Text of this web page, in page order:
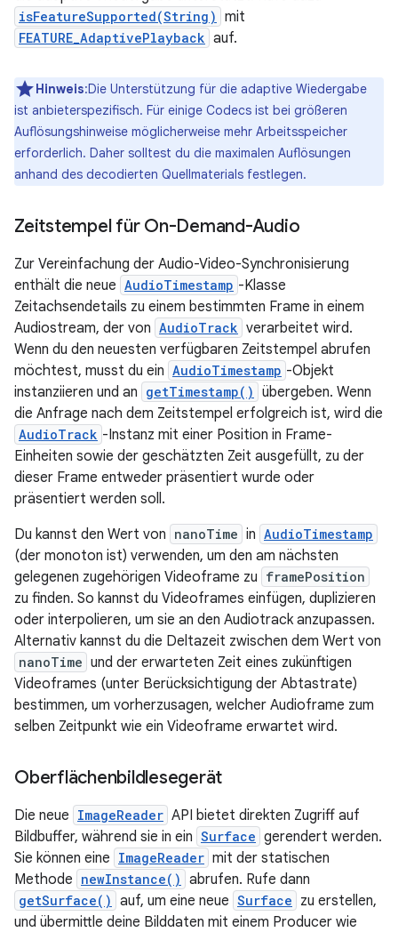
isFeatureSupported(String) mit
FEATURE_AdaptivePlayback auf.
Hinweis:Die Unterstützung für die adaptive Wiedergabe
ist anbieterspezifisch. Für einige Codecs ist bei größeren
Auflösungshinweise möglicherweise mehr Arbeitsspeicher
erforderlich. Daher solltest du die maximalen Auflösungen
anhand des decodierten Quellmaterials festlegen.
Zeitstempel für On-Demand-Audio
Zur Vereinfachung der Audio-Video-Synchronisierung
enthält die neue AudioTimestamp -Klasse
Zeitachsendetails zu einem bestimmten Frame in einem
Audiostream, der von AudioTrack verarbeitet wird.
Wenn du den neuesten verfügbaren Zeitstempel abrufen
möchtest, musst du ein AudioTimestamp -Objekt
instanziieren und an getTimestamp() übergeben. Wenn
die Anfrage nach dem Zeitstempel erfolgreich ist, wird die
AudioTrack -Instanz mit einer Position in Frame-
Einheiten sowie der geschätzten Zeit ausgefüllt, zu der
dieser Frame entweder präsentiert wurde oder
präsentiert werden soll.
Du kannst den Wert von nanoTime in AudioTimestamp
(der monoton ist) verwenden, um den am nächsten
gelegenen zugehörigen Videoframe zu framePosition
zu finden. So kannst du Videoframes einfügen, duplizieren
oder interpolieren, um sie an den Audiotrack anzupassen.
Alternativ kannst du die Deltazeit zwischen dem Wert von
nanoTime und der erwarteten Zeit eines zukünftigen
Videoframes (unter Berücksichtigung der Abtastrate)
bestimmen, um vorherzusagen, welcher Audioframe zum
selben Zeitpunkt wie ein Videoframe erwartet wird.
Oberflächenbildlesegerät
Die neue ImageReader API bietet direkten Zugriff auf
Bildbuffer, während sie in ein Surface gerendert werden.
Sie können eine ImageReader mit der statischen
Methode newInstance() abrufen. Rufe dann
getSurface() auf, um eine neue Surface zu erstellen,
und übermittle deine Bilddaten mit einem Producer wie